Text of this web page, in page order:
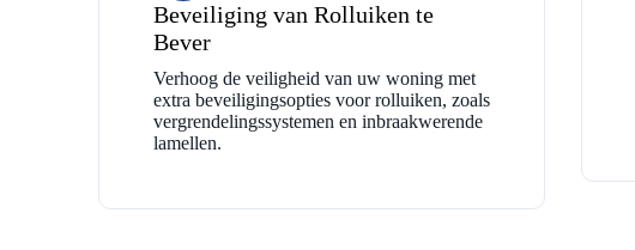
Beveiliging van Rolluiken te
Bever
Verhoog de veiligheid van uw woning met
extra beveiligingsopties voor rolluiken, zoals
vergrendelingssystemen en inbraakwerende
lamellen.